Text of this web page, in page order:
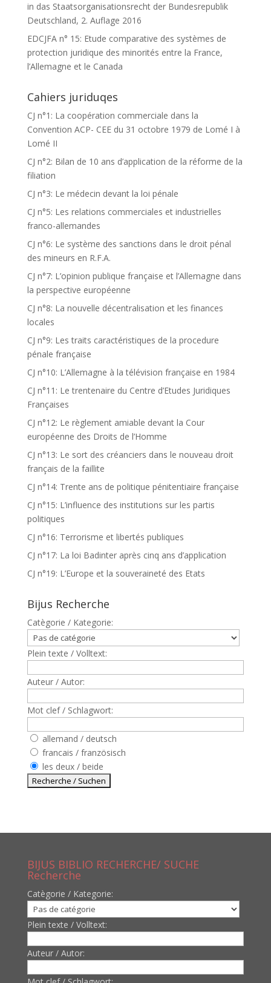
in das Staatsorganisationsrecht der Bundesrepublik
Deutschland, 2. Auflage 2016
EDCJFA n° 15: Etude comparative des systèmes de
protection juridique des minorités entre la France,
l’Allemagne et le Canada
Cahiers juriduqes
CJ n°1: La coopération commerciale dans la
Convention ACP- CEE du 31 octobre 1979 de Lomé I à
Lomé II
CJ n°2: Bilan de 10 ans d’application de la réforme de la
filiation
CJ n°3: Le médecin devant la loi pénale
CJ n°5: Les relations commerciales et industrielles
franco-allemandes
CJ n°6: Le système des sanctions dans le droit pénal
des mineurs en R.F.A.
CJ n°7: L’opinion publique française et l’Allemagne dans
la perspective européenne
CJ n°8: La nouvelle décentralisation et les finances
locales
CJ n°9: Les traits caractéristiques de la procedure
pénale française
CJ n°10: L’Allemagne à la télévision française en 1984
CJ n°11: Le trentenaire du Centre d’Etudes Juridiques
Françaises
CJ n°12: Le règlement amiable devant la Cour
européenne des Droits de l’Homme
CJ n°13: Le sort des créanciers dans le nouveau droit
français de la faillite
CJ n°14: Trente ans de politique pénitentiaire française
CJ n°15: L’influence des institutions sur les partis
politiques
CJ n°16: Terrorisme et libertés publiques
CJ n°17: La loi Badinter après cinq ans d’application
CJ n°19: L’Europe et la souveraineté des Etats
Bijus Recherche
Catègorie / Kategorie:
Plein texte / Volltext:
Auteur / Autor:
Mot clef / Schlagwort:
allemand / deutsch
francais / französisch
les deux / beide
BIJUS BIBLIO RECHERCHE/ SUCHE
Recherche
Catègorie / Kategorie:
Plein texte / Volltext:
Auteur / Autor: